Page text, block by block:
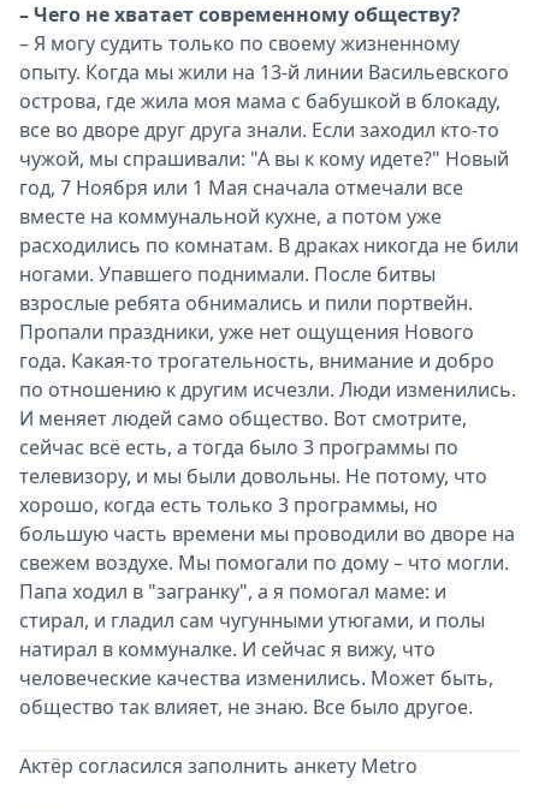
– Чего не хватает современному обществу?
– Я могу судить только по своему жизненному
опыту. Когда мы жили на 13-й линии Васильевского
острова, где жила моя мама с бабушкой в блокаду,
все во дворе друг друга знали. Если заходил кто-то
чужой, мы спрашивали: "А вы к кому идете?" Новый
год, 7 Ноября или 1 Мая сначала отмечали все
вместе на коммунальной кухне, а потом уже
расходились по комнатам. В драках никогда не били
ногами. Упавшего поднимали. После битвы
взрослые ребята обнимались и пили портвейн.
Пропали праздники, уже нет ощущения Нового
года. Какая-то трогательность, внимание и добро
по отношению к другим исчезли. Люди изменились.
И меняет людей само общество. Вот смотрите,
сейчас всё есть, а тогда было 3 программы по
телевизору, и мы были довольны. Не потому, что
хорошо, когда есть только 3 программы, но
большую часть времени мы проводили во дворе на
свежем воздухе. Мы помогали по дому – что могли.
Папа ходил в "загранку", а я помогал маме: и
стирал, и гладил сам чугунными утюгами, и полы
натирал в коммуналке. И сейчас я вижу, что
человеческие качества изменились. Может быть,
общество так влияет, не знаю. Все было другое.
Актёр согласился заполнить анкету Metro